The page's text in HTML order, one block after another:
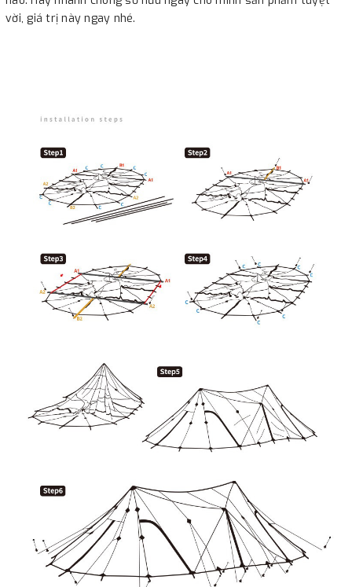
vời, giá trị này ngay nhé.